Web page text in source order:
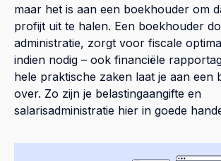
maar het is aan een boekhouder om
profijt uit te halen. Een boekhouder
administratie, zorgt voor fiscale
indien nodig – ook financiële
hele praktische zaken laat je aan een
over. Zo zijn je belastingaangifte en
salarisadministratie hier in goede